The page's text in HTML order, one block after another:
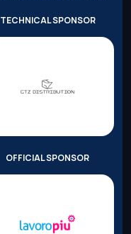
TECHNICAL SPONSOR
OFFICIAL SPONSOR